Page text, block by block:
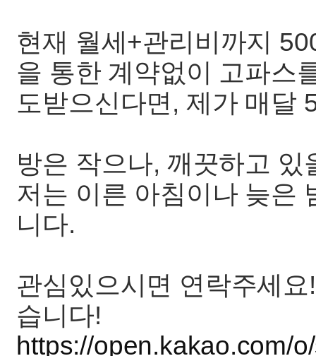
현재 월세+관리비까지
을 통한 계약없이 고파스
도받으신다면, 제가 매달
방은 작으나, 깨끗하고
저는 이른 아침이나 늦은
니다.
관심있으시면 연락주세
습니다!
https://open.kakao.com/